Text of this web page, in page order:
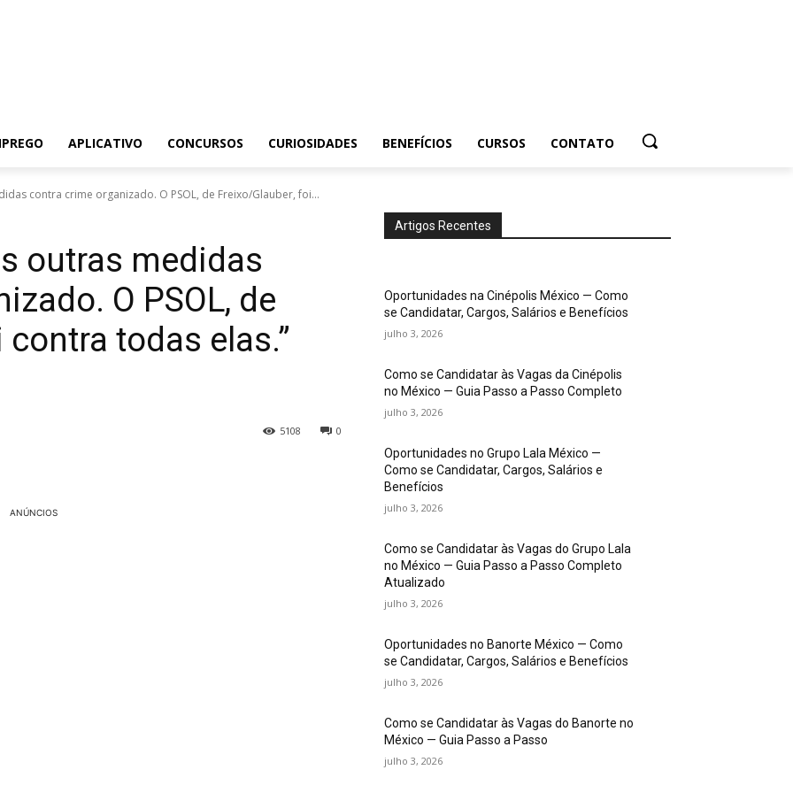
APLICATIVO CONCURSOS CURIOSIDADES BENEFÍCIOS CURSOS CONTATO
contra crime organizado. O PSOL, de Freixo/Glauber, foi...
outras medidas
O PSOL, de
todas elas.”
0
5108
ANÚNCIOS
Artigos Recentes
Oportunidades na Cinépolis México — Como
se Candidatar, Cargos, Salários e Benefícios
julho 3, 2026
Como se Candidatar às Vagas da Cinépolis
no México — Guia Passo a Passo Completo
julho 3, 2026
Oportunidades no Grupo Lala México —
Como se Candidatar, Cargos, Salários e
Benefícios
julho 3, 2026
Como se Candidatar às Vagas do Grupo Lala
no México — Guia Passo a Passo Completo
Atualizado
julho 3, 2026
Oportunidades no Banorte México — Como
se Candidatar, Cargos, Salários e Benefícios
julho 3, 2026
Como se Candidatar às Vagas do Banorte no
México — Guia Passo a Passo
julho 3, 2026